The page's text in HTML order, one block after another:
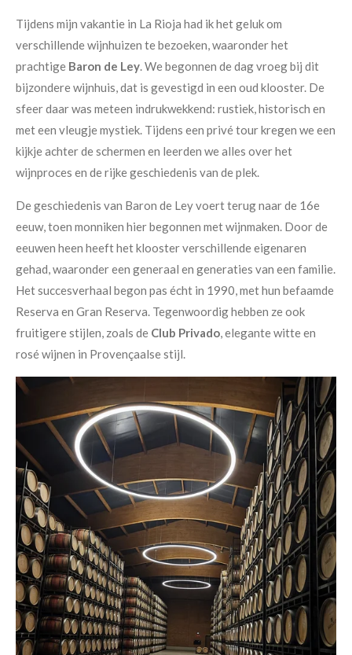
Tijdens mijn vakantie in La Rioja had ik het geluk om
verschillende wijnhuizen te bezoeken, waaronder het
prachtige Baron de Ley. We begonnen de dag vroeg bij dit
bijzondere wijnhuis, dat is gevestigd in een oud klooster. De
sfeer daar was meteen indrukwekkend: rustiek, historisch en
met een vleugje mystiek. Tijdens een privé tour kregen we een
kijkje achter de schermen en leerden we alles over het
wijnproces en de rijke geschiedenis van de plek.
De geschiedenis van Baron de Ley voert terug naar de 16e
eeuw, toen monniken hier begonnen met wijnmaken. Door de
eeuwen heen heeft het klooster verschillende eigenaren
gehad, waaronder een generaal en generaties van een familie.
Het succesverhaal begon pas écht in 1990, met hun befaamde
Reserva en Gran Reserva. Tegenwoordig hebben ze ook
fruitigere stijlen, zoals de Club Privado, elegante witte en
rosé wijnen in Provençaalse stijl.